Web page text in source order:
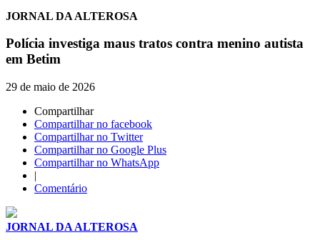
JORNAL DA ALTEROSA
Polícia investiga maus tratos contra menino autista
em Betim
29 de maio de 2026
Compartilhar
Compartilhar no facebook
Compartilhar no Twitter
Compartilhar no Google Plus
Compartilhar no WhatsApp
|
Comentário
JORNAL DA ALTEROSA